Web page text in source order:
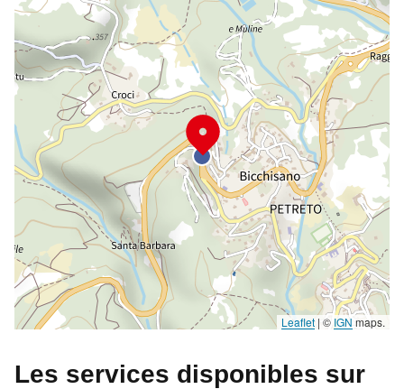
Leaflet | © IGN maps.
Les services disponibles sur